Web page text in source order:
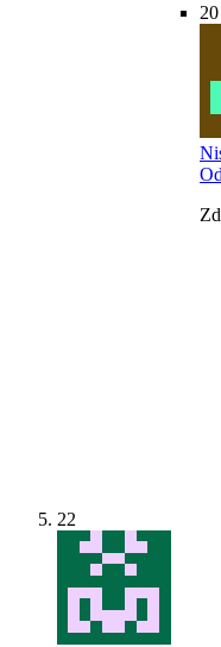
20
22